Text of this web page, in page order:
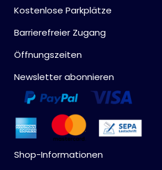
Kostenlose Parkplätze
Barrierefreier Zugang
Öffnungszeiten
Newsletter abonnieren
Shop-Informationen